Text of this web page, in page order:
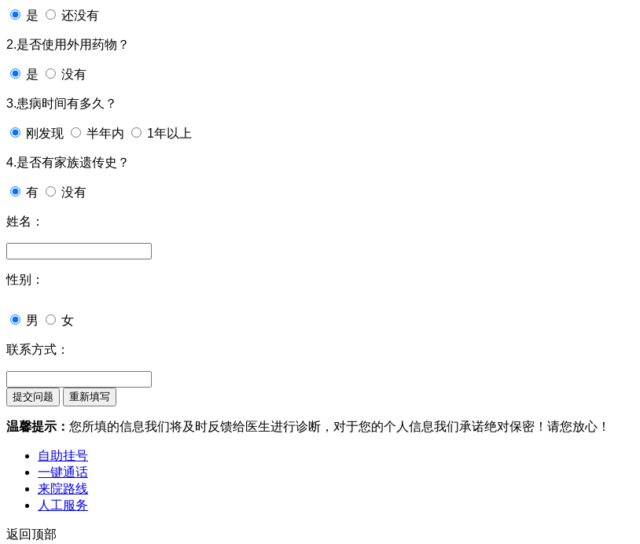
是 还没有
2.是否使用外用药物？
是 没有
3.患病时间有多久？
刚发现 半年内 1年以上
4.是否有家族遗传史？
有 没有
姓名：
性别：
男 女
联系方式：
温馨提示： 您所填的信息我们将及时反馈给医生进行诊断，对于您的个人信息我们承诺绝对保密！请您放心！
自助挂号
一键通话
来院路线
人工服务
返回顶部